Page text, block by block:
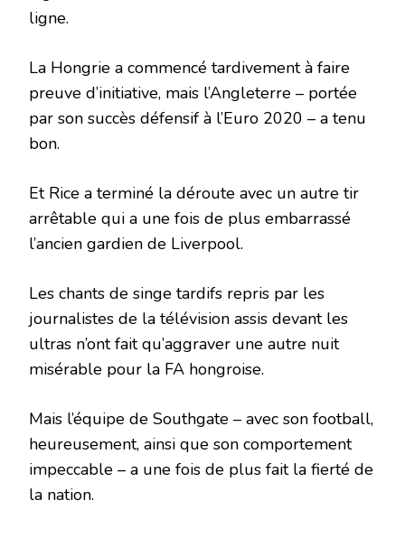
ligne.
La Hongrie a commencé tardivement à faire
preuve d’initiative, mais l’Angleterre – portée
par son succès défensif à l’Euro 2020 – a tenu
bon.
Et Rice a terminé la déroute avec un autre tir
arrêtable qui a une fois de plus embarrassé
l’ancien gardien de Liverpool.
Les chants de singe tardifs repris par les
journalistes de la télévision assis devant les
ultras n’ont fait qu’aggraver une autre nuit
misérable pour la FA hongroise.
Mais l’équipe de Southgate – avec son football,
heureusement, ainsi que son comportement
impeccable – a une fois de plus fait la fierté de
la nation.